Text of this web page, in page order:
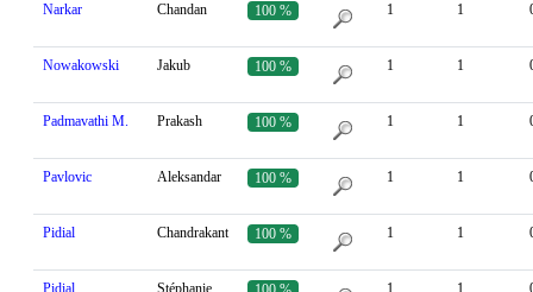
Narkar Chandan 100 % 1 1
Nowakowski Jakub 100 % 1 1
Padmavathi M. Prakash 100 % 1 1
Pavlovic Aleksandar 100 % 1 1
Pidial Chandrakant 100 % 1 1
Pidial Stéphanie 1 1